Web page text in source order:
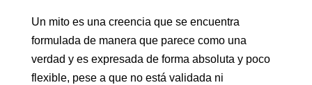
Un mito es una creencia que se encuentra
formulada de manera que parece como una
verdad y es expresada de forma absoluta y poco
flexible, pese a que no está validada ni